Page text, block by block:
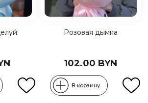
Розовая дымка
102.00 BYN
В корзину